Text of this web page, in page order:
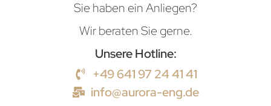
Sie haben ein Anliegen?
Wir beraten Sie gerne.
Unsere Hotline:
+49 641 97 24 41 41
info@aurora-eng.de